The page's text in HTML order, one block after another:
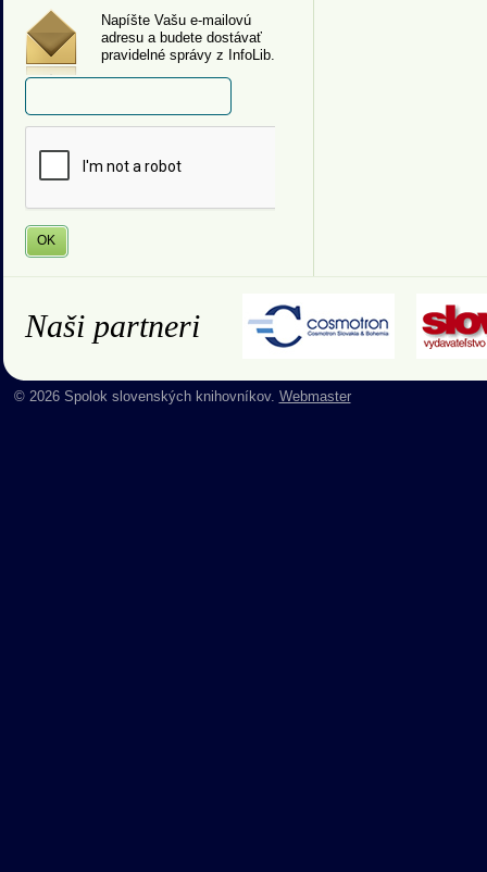
Napíšte Vašu e-mailovú
adresu a budete dostávať
pravidelné správy z InfoLib.
Naši partneri
© 2026 Spolok slovenských knihovníkov. Webmaster